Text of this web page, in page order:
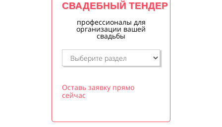
СВАДЕБНЫЙ ТЕНДЕР
профессионалы для
организации вашей
свадьбы
Оставь заявку прямо
сейчас